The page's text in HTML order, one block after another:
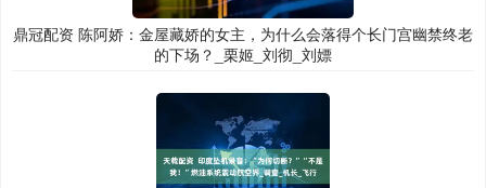
鼎冠配资 陈阿娇：金屋藏娇的女主，为什么会落得个长门宫幽禁终老
的下场？_栗姬_刘彻_刘嫖